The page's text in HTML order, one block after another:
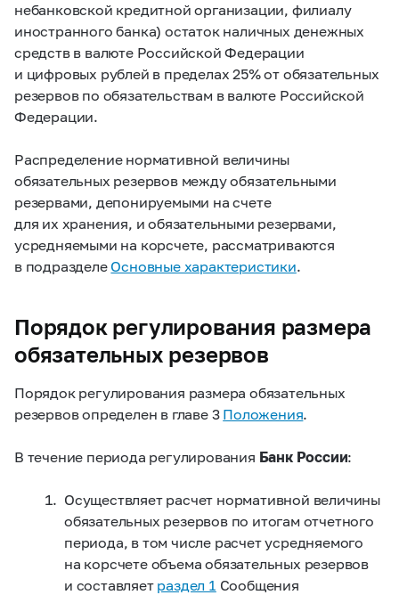
небанковской кредитной организации, филиалу
иностранного банка) остаток наличных денежных
средств в валюте Российской Федерации
и цифровых рублей в пределах 25% от обязательных
резервов по обязательствам в валюте Российской
Федерации.
Распределение нормативной величины
обязательных резервов между обязательными
резервами, депонируемыми на счете
для их хранения, и обязательными резервами,
усредняемыми на корсчете, рассматриваются
в подразделе Основные характеристики.
Порядок регулирования размера
обязательных резервов
Порядок регулирования размера обязательных
резервов определен в главе 3 Положения.
В течение периода регулирования Банк России:
Осуществляет расчет нормативной величины
обязательных резервов по итогам отчетного
периода, в том числе расчет усредняемого
на корсчете объема обязательных резервов
и составляет раздел 1 Сообщения